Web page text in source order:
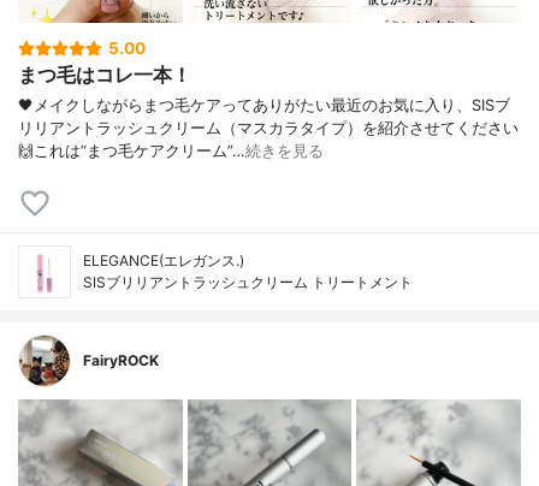
5.00
まつ毛はコレ一本！
🖤メイクしながらまつ毛ケアってありがたい最近のお気に入り、SISブ
リリアントラッシュクリーム（マスカラタイプ）を紹介させてください
🙌これは“まつ毛ケアクリーム”…続きを見る
ELEGANCE(エレガンス.)
SISブリリアントラッシュクリーム トリートメント
FairyROCK